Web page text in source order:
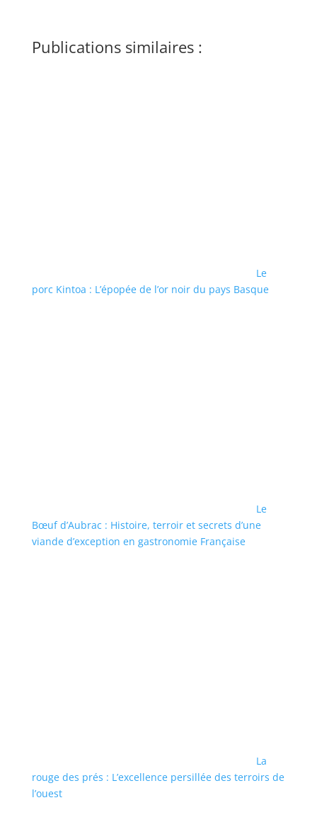
Publications similaires :
Le
porc Kintoa : L’épopée de l’or noir du pays Basque
Le
Bœuf d’Aubrac : Histoire, terroir et secrets d’une
viande d’exception en gastronomie Française
La
rouge des prés : L’excellence persillée des terroirs de
l’ouest